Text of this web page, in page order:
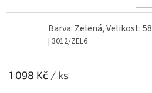
Barva: Zelená, Velikost: 58
| 3012/ZEL6
1 098 Kč / ks